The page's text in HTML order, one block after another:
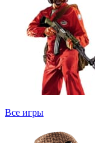
Все игры